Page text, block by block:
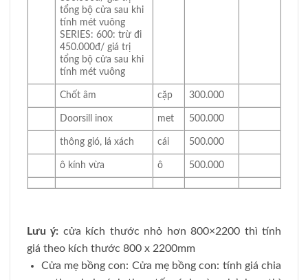
tổng bộ cửa sau khi
tính mét vuông
SERIES: 600: trừ đi
450.000đ/ giá trị
tổng bộ cửa sau khi
tính mét vuông
Chốt âm cặp 300.000
Doorsill inox met 500.000
thông gió, lá xách cái 500.000
ô kính vừa ô 500.000
Lưu ý: cửa kích thước nhỏ hơn 800×2200 thì tính
giá theo kích thước 800 x 2200mm
Cửa mẹ bồng con: Cửa mẹ bồng con: tính giá chia